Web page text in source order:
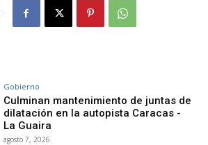
Gobierno
Culminan mantenimiento de juntas de
dilatación en la autopista Caracas -
La Guaira
agosto 7, 2026